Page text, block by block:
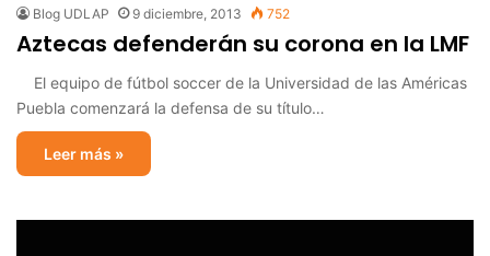
Blog UDLAP 9 diciembre, 2013 752
Aztecas defenderán su corona en la LMF
El equipo de fútbol soccer de la Universidad de las Américas
Puebla comenzará la defensa de su título…
Leer más »